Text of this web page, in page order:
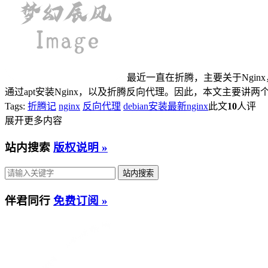
最近一直在折腾，主要关于
通过apt安装Nginx，以及折腾反向代理。因此，本文主要讲两
Tags: 折腾记 nginx 反向代理 debian安装最新nginx此文10人评
展开更多内容
站内搜索 版权说明 »
伴君同行 免费订阅 »